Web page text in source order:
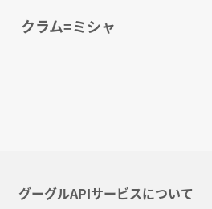
クラム=ミシャ
グーグルAPIサービスについて